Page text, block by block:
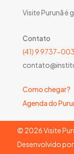
Visite Purunã é
Contato
(41) 9 9737-
Como chegar?
Agenda do
© 2026Visite
Desenvolvido por